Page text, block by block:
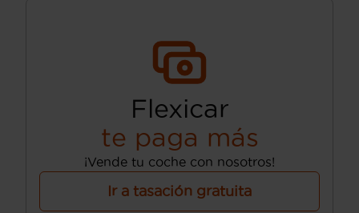
Flexicar
te paga más
¡Vende tu coche con nosotros!
Ir a tasación gratuita